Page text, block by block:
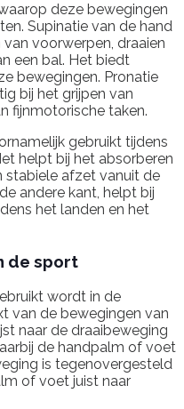
deze bewegingen
Supinatie van de hand
voorwerpen, draaien
een bal. Het biedt
bewegingen. Pronatie
bij het grijpen van
fijnmotorische taken.
gebruikt tijdens
helpt bij het absorberen
stabiele afzet vanuit de
andere kant, helpt bij
het landen en het
de sport
wordt in de
van de bewegingen van
naar de draaibeweging
de handpalm of voet
is tegenovergesteld
of voet juist naar